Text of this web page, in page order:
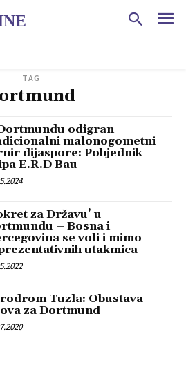
TAG
odigran
malonogometni
dijaspore: Pobjednik
E.R.D Bau
za Državu’ u
– Bosna i
se voli i mimo
utakmica
Tuzla: Obustava
za Dortmund